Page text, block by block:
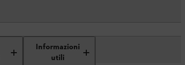
Informazioni
utili